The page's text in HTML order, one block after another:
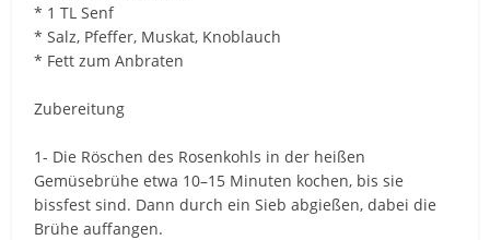
* 1 TL Senf
* Salz, Pfeffer, Muskat, Knoblauch
* Fett zum Anbraten
Zubereitung
1- Die Röschen des Rosenkohls in der heißen
Gemüsebrühe etwa 10–15 Minuten kochen, bis sie
bissfest sind. Dann durch ein Sieb abgießen, dabei die
Brühe auffangen.